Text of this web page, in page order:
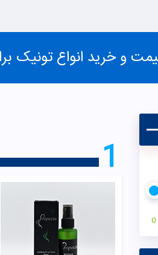
و خرید انواع تونیک
0
1